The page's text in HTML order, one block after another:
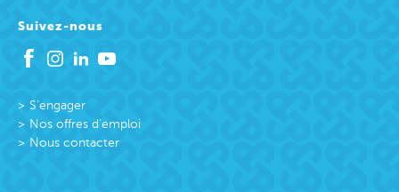
Suivez-nous
S’engager
Nos offres d’emploi
Nous contacter